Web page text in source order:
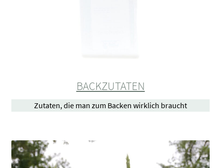
BACKZUTATEN
Zutaten, die man zum Backen wirklich braucht